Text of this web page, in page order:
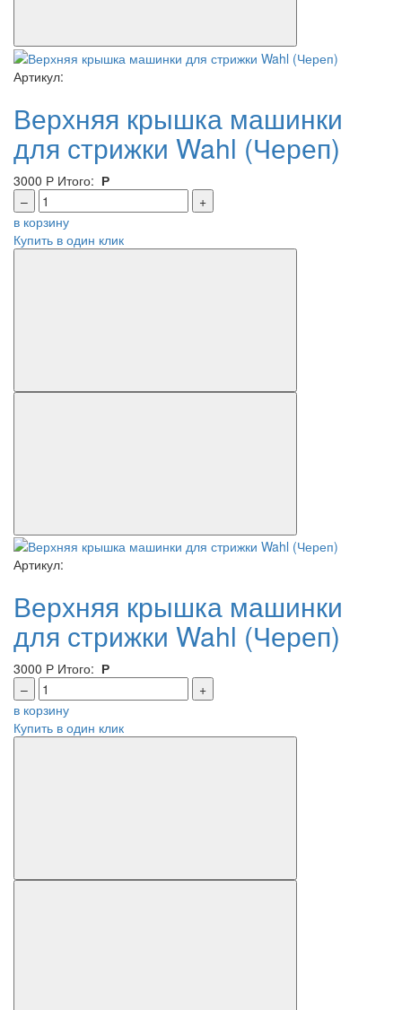
Артикул:
Верхняя крышка машинки
для стрижки Wahl (Череп)
3000 Р Итого: Р
–
+
в корзину
Купить в один клик
Артикул:
Верхняя крышка машинки
для стрижки Wahl (Череп)
3000 Р Итого: Р
–
+
в корзину
Купить в один клик